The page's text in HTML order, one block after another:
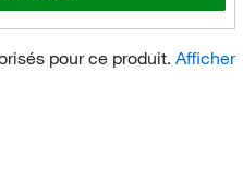
pour ce produit. Afficher